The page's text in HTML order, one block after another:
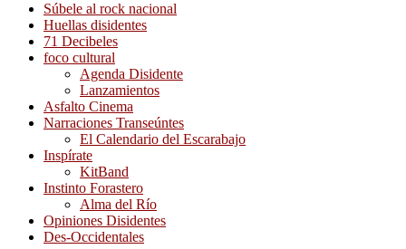
Súbele al rock nacional
Huellas disidentes
71 Decibeles
foco cultural
Agenda Disidente
Lanzamientos
Asfalto Cinema
Narraciones Transeúntes
El Calendario del Escarabajo
Inspírate
KitBand
Instinto Forastero
Alma del Río
Opiniones Disidentes
Des-Occidentales